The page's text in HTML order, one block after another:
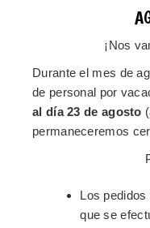
partidas sea inmejorable.
TAPETES
TORNEOS
¡Nos
Durante el mes de
de personal por
al día 23 de agosto
permaneceremos
Los
que se